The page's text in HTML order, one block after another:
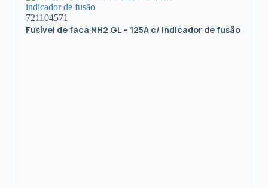
721104571
Fusível de faca NH2 GL – 125A c/ indicador de fusão